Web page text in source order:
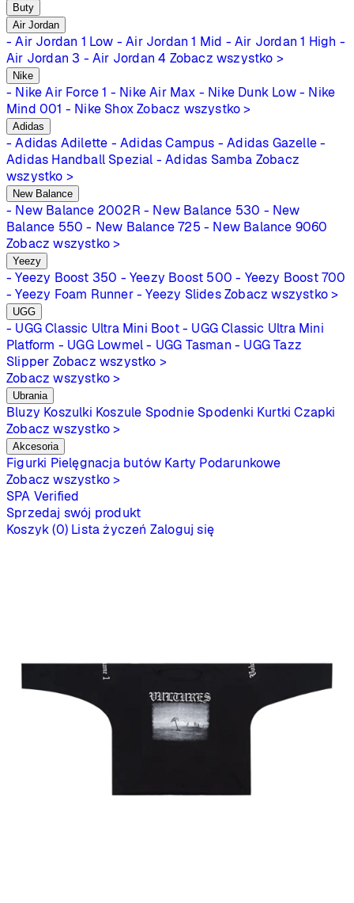
Buty
Air Jordan
- Air Jordan 1 Low - Air Jordan 1 Mid - Air Jordan 1 High -
Air Jordan 3 - Air Jordan 4 Zobacz wszystko >
Nike
- Nike Air Force 1 - Nike Air Max - Nike Dunk Low - Nike
Mind 001 - Nike Shox Zobacz wszystko >
Adidas
- Adidas Adilette - Adidas Campus - Adidas Gazelle -
Adidas Handball Spezial - Adidas Samba Zobacz
wszystko >
New Balance
- New Balance 2002R - New Balance 530 - New
Balance 550 - New Balance 725 - New Balance 9060
Zobacz wszystko >
Yeezy
- Yeezy Boost 350 - Yeezy Boost 500 - Yeezy Boost 700
- Yeezy Foam Runner - Yeezy Slides Zobacz wszystko >
UGG
- UGG Classic Ultra Mini Boot - UGG Classic Ultra Mini
Platform - UGG Lowmel - UGG Tasman - UGG Tazz
Slipper Zobacz wszystko >
Zobacz wszystko >
Ubrania
Bluzy Koszulki Koszule Spodnie Spodenki Kurtki Czapki
Zobacz wszystko >
Akcesoria
Figurki Pielęgnacja butów Karty Podarunkowe
Zobacz wszystko >
SPA Verified
Sprzedaj swój produkt
Koszyk (0) Lista życzeń Zaloguj się